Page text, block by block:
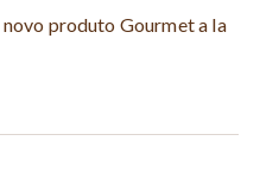
produto Gourmet a la